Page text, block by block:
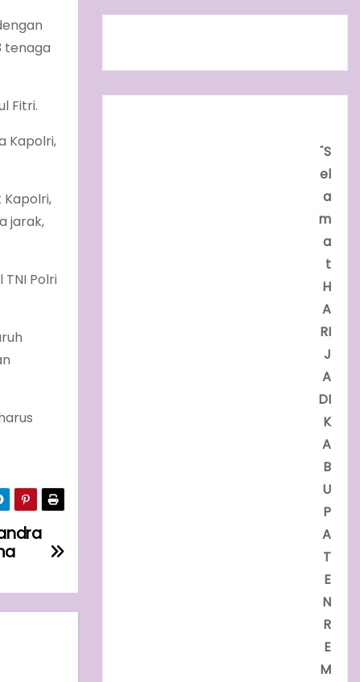
tenaga
Fitri.
Kapolri,
Kapolri,
jarak,
Polri
"S
el
a
m
a
t
H
A
RI
J
A
DI
K
A
B
U
P
A
T
E
N
R
E
M